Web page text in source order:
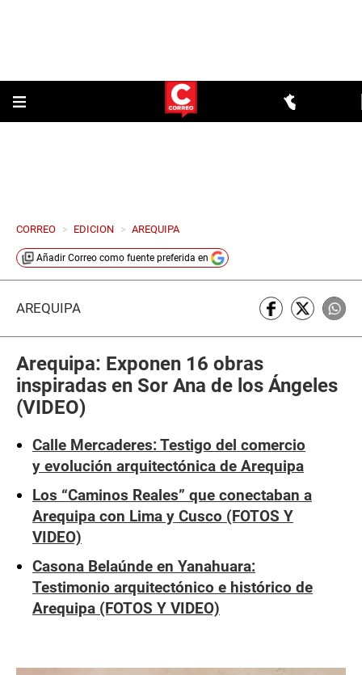
CORREO > EDICION > AREQUIPA
Añadir Correo como fuente preferida en
AREQUIPA
Arequipa: Exponen 16 obras
inspiradas en Sor Ana de los Ángeles
(VIDEO)
Calle Mercaderes: Testigo del comercio
y evolución arquitectónica de Arequipa
Los “Caminos Reales” que conectaban a
Arequipa con Lima y Cusco (FOTOS Y
VIDEO)
Casona Belaúnde en Yanahuara:
Testimonio arquitectónico e histórico de
Arequipa (FOTOS Y VIDEO)